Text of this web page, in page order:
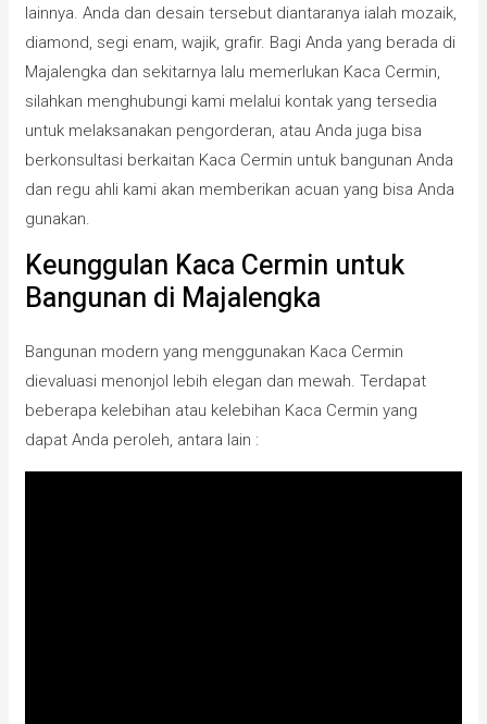
lainnya. Anda dan desain tersebut diantaranya ialah mozaik,
diamond, segi enam, wajik, grafir. Bagi Anda yang berada di
Majalengka dan sekitarnya lalu memerlukan Kaca Cermin,
silahkan menghubungi kami melalui kontak yang tersedia
untuk melaksanakan pengorderan, atau Anda juga bisa
berkonsultasi berkaitan Kaca Cermin untuk bangunan Anda
dan regu ahli kami akan memberikan acuan yang bisa Anda
gunakan.
Keunggulan Kaca Cermin untuk
Bangunan di Majalengka
Bangunan modern yang menggunakan Kaca Cermin
dievaluasi menonjol lebih elegan dan mewah. Terdapat
beberapa kelebihan atau kelebihan Kaca Cermin yang
dapat Anda peroleh, antara lain :